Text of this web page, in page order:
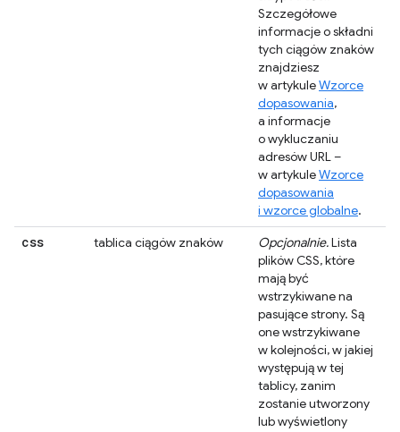
Szczegółowe
informacje o składni
tych ciągów znaków
znajdziesz
w artykuleWzorce
dopasowania,
a informacje
o wykluczaniu
adresów URL –
w artykuleWzorce
dopasowania
i wzorce globalne.
css tablica ciągów znaków Opcjonalnie.Lista
plików CSS, które
mają być
wstrzykiwane na
pasujące strony. Są
one wstrzykiwane
w kolejności, w jakiej
występują w tej
tablicy, zanim
zostanie utworzony
lub wyświetlony